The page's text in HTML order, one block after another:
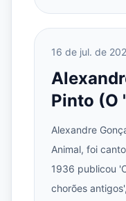
16 de jul. de
Pinto (O
Alexandre
Animal, foi
1936 publicou
chorões